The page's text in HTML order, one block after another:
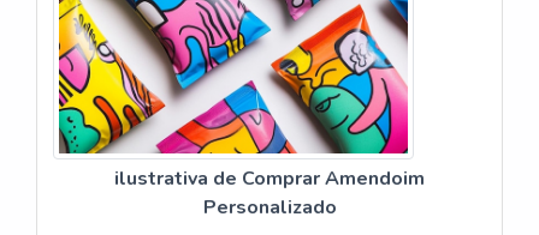
ilustrativa de Comprar Amendoim
Personalizado